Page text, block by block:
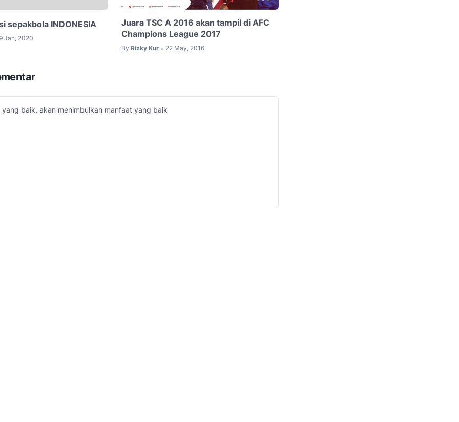
sepakbola INDONESIA
Jan, 2020
Juara TSC A 2016 akan tampil di AFC
Champions League 2017
By Rizky Kur • 22 May, 2016
baik, akan menimbulkan manfaat yang baik